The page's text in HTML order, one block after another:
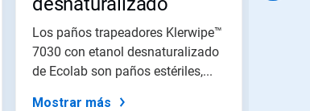
combinado con agua
desionizada - Paños
trapeadores
Los paños trapeadores Klerwipe™
7030 con etanol desnaturalizado
de Ecolab son paños estériles,...
Mostrar más